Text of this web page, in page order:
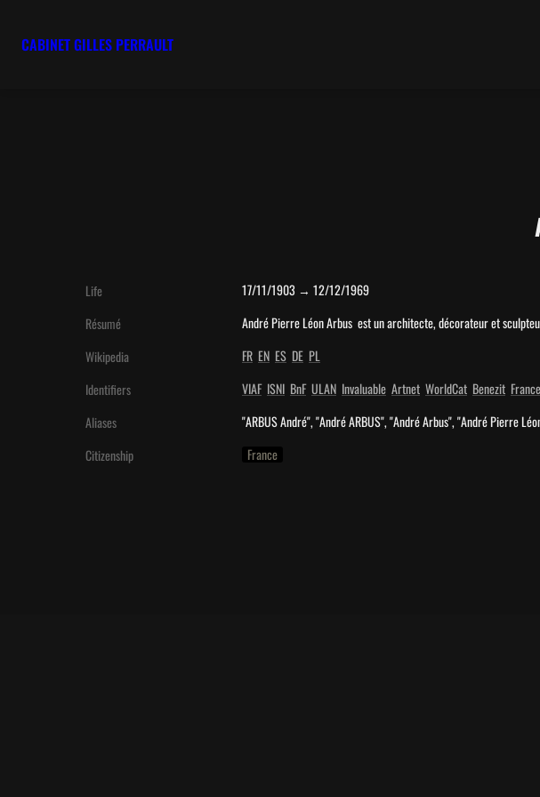
CABINET GILLES PERRAULT
Life
17/11/1903 → 12/12/1969
Résumé
André Pierre Léon Arbus  est un architecte, décorateur et
Wikipedia
FR EN ES DE PL
Identifiers
VIAF ISNI BnF ULAN Invaluable Artnet WorldCat Benezit
Aliases
"ARBUS André", "André ARBUS", "André Arbus", "André Pierre
Citizenship
France